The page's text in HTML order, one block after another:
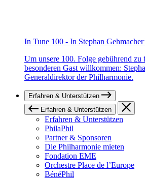
In Tune 100 - In Stephan
Um unsere 100. Folge gebührend
besonderen Gast willkommen:
Generaldirektor der Philharmonie.
Erfahren & Unterstützen
Erfahren & Unterstützen
Erfahren & Unterstützen
PhilaPhil
Partner & Sponsoren
Die Philharmonie mieten
Fondation EME
Orchestre Place de l’Europe
BénéPhil